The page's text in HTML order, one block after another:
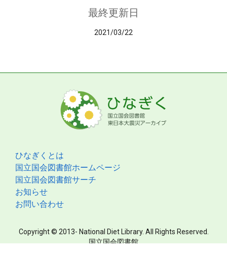
最終更新日
2021/03/22
ひなぎくとは
国立国会図書館ホームページ
国立国会図書館サーチ
お知らせ
お問い合わせ
Copyright © 2013- National Diet Library. All Rights Reserved.